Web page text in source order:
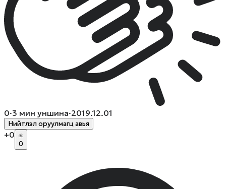
0·3 мин уншина·2019.12.01
Нийтлэл оруулмагц авья
+0
0